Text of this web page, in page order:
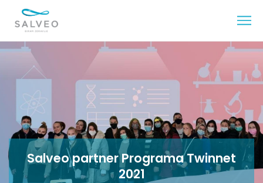
Salveo partner Programa Twinnet
2021